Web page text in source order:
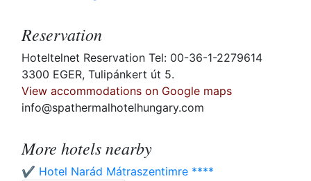
Reservation
Hoteltelnet Reservation Tel: 00-36-1-2279614
3300 EGER, Tulipánkert út 5.
View accommodations on Google maps
info@spathermalhotelhungary.com
More hotels nearby
✔️ Hotel Narád Mátraszentimre ****